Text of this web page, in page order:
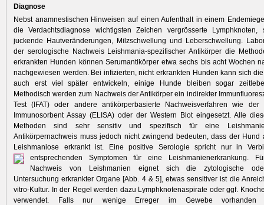
Diagnose
Nebst anamnestischen Hinweisen auf einen Aufenthalt in einem
die Verdachtsdiagnose wichtigsten Zeichen vergrösserte Lymphknoten,
juckende Hautveränderungen, Milzschwellung und Leberschwellung.
der serologische Nachweis Leishmania-spezifischer Antikörper die
erkrankten Hunden können Serumantikörper etwa sechs bis acht Wochen
nachgewiesen werden. Bei infizierten, nicht erkrankten Hunden kann sich
auch erst viel später entwickeln, einige Hunde bleiben sogar
Methodisch werden zum Nachweis der Antikörper ein indirekter
Test (IFAT) oder andere antikörperbasierte Nachweisverfahren wie der
Immunosorbent Assay (ELISA) oder der Western Blot eingesetzt. Alle
Methoden sind sehr sensitiv und spezifisch für eine
Antikörpernachweis muss jedoch nicht zwingend bedeuten, dass der Hund
Leishmaniose erkrankt ist. Eine positive Serologie spricht nur in
entsprechenden Symptomen für eine
Leishmanienerkrankung.
Nachweis von Leishmanien eignet sich die zytologische
Untersuchung erkrankter Organe [Abb. 4 & 5], etwas sensitiver ist die
vitro-Kultur. In der Regel werden dazu Lymphknotenaspirate oder ggf.
verwendet. Falls nur wenige Erreger im Gewebe